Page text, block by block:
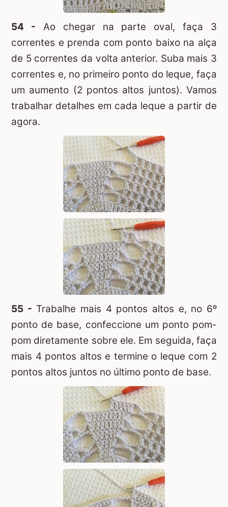
54 - Ao chegar na parte oval, faça 3
correntes e prenda com ponto baixo na alça
de 5 correntes da volta anterior. Suba mais 3
correntes e, no primeiro ponto do leque, faça
um aumento (2 pontos altos juntos). Vamos
trabalhar detalhes em cada leque a partir de
agora.
55 - Trabalhe mais 4 pontos altos e, no 6º
ponto de base, confeccione um ponto pom-
pom diretamente sobre ele. Em seguida, faça
mais 4 pontos altos e termine o leque com 2
pontos altos juntos no último ponto de base.